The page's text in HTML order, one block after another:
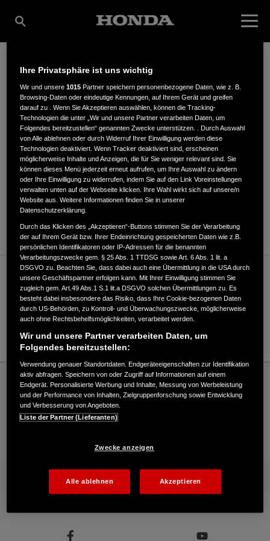
BEST, GÜNTER
Pfalzdorfer Str. 9,26607,Aurich
ANFAHRTSBESCHREIBUNG ANFORDERN
WEBSITE
Verkauf / Kundendienst
04947/912930
E-Mail
Honda
Industrie
Best, Günter - Industrie – Honda - HONDA Deutschland Offizielle Website | The
Power of Dreams
Mehr von Honda
Ihre Privatsphäre ist uns wichtig
Wir und unsere1015 Partner speichern personenbezogene Daten, wie z. B.
Browsing-Daten oder eindeutige Kennungen, auf Ihrem Gerät und greifen
darauf zu . Wenn Sie Akzeptieren auswählen, können die Tracking-
Technologien die unter „Wir und unsere Partner verarbeiten Daten, um
Folgendes bereitzustellen“ genannten Zwecke unterstützen. . Durch Auswahl
von Alle ablehnen oder durch Widerruf Ihrer Einwilligung werden diese
Technologien deaktiviert. Wenn Tracker deaktiviert sind, erscheinen
möglicherweise Inhalte und Anzeigen, die für Sie weniger relevant sind. Sie
können dieses Menü jederzeit erneut aufrufen, um Ihre Auswahl zu ändern
oder Ihre Einwilligung zu widerrufen, indem Sie auf den Link Voreinstellungen
verwalten unten auf der Webseite klicken. Ihre Wahl wirkt sich auf unsere/n
Website aus. Weitere Informationen finden Sie in unserer
Datenschutzerklärung.
Durch das Klicken des „Akzeptieren“-Buttons stimmen Sie der Verarbeitung
der auf Ihrem Gerät bzw. Ihrer Endeinrichtung gespeicherten Daten wie z.B.
persönlichen Identifikatoren oder IP-Adressen für die benannten
Verarbeitungszwecke gem. § 25 Abs. 1 TTDSG sowie Art. 6 Abs. 1 lit. a
DSGVO zu. Beachten Sie, dass dabei auch eine Übermittlung in die USA durch
unsere Geschäftspartner erfolgen kann. Mit Ihrer Einwilligung stimmen Sie
zugleich gem. Art.49 Abs.1 S.1 lit.a DSGVO solchen Übermittlungen zu. Es
besteht dabei insbesondere das Risiko, dass Ihre Cookie-bezogenen Daten
durch US-Behörden, zu Kontroll- und Überwachungszwecke, möglicherweise
auch ohne Rechtsbehelfsmöglichkeiten, verarbeitet werden.
Wir und unsere Partner verarbeiten Daten, um
Folgendes bereitzustellen:
Verwendung genauer Standortdaten. Endgeräteeigenschaften zur Identifikation
aktiv abfragen. Speichern von oder Zugriff auf Informationen auf einem
Endgerät. Personalisierte Werbung und Inhalte, Messung von Werbeleistung
und der Performance von Inhalten, Zielgruppenforschung sowie Entwicklung
und Verbesserung von Angeboten.
Liste der Partner (Lieferanten)
Zwecke anzeigen
Alle ablehnen Akzeptieren